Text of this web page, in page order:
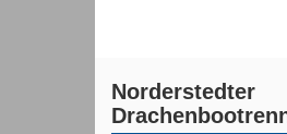
Norderstedter